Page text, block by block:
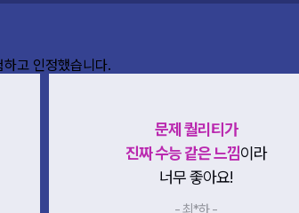
문제 퀄리티가
진짜 수능 같은 느낌이라
너무 좋아요!
- 최*하 -